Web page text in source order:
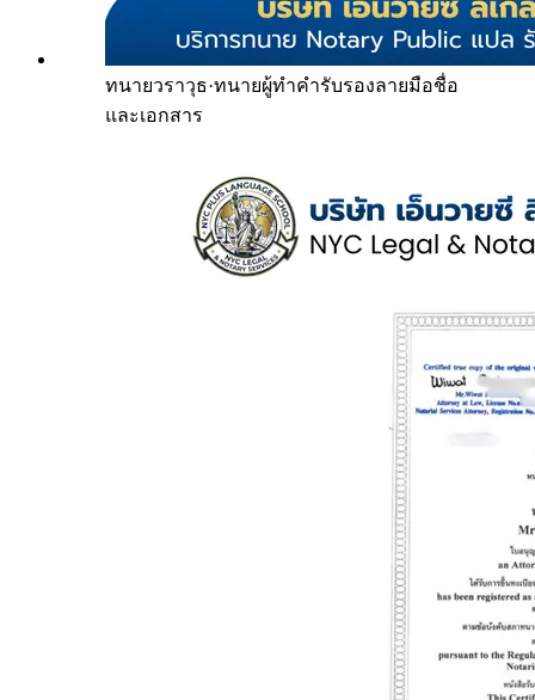
ทนายวราวุธ·ทนายผู้ทำคำรับรองลายมือชื่อ
และเอกสาร